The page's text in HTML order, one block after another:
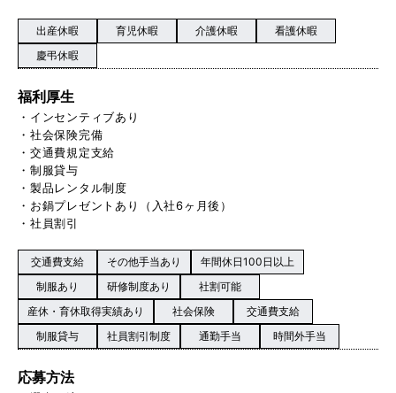
出産休暇 育児休暇 介護休暇
看護休暇
慶弔休暇
福利厚生
・インセンティブあり
・社会保険完備
・交通費規定支給
・制服貸与
・製品レンタル制度
・お鍋プレゼントあり（入社6ヶ月後）
・社員割引
交通費支給 その他手当あり
年間休日100日以上
制服あり
研修制度あり
社割可能
産休・育休取得実績あり
社会保険
交通費支給
制服貸与
社員割引制度 通勤手当 時間外手当
応募方法